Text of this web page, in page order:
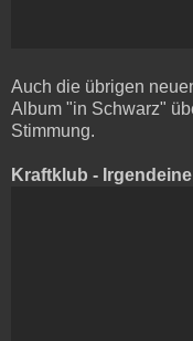
Auch die übrigen
Album "in Schwarz"
Stimmung.
Kraftklub -